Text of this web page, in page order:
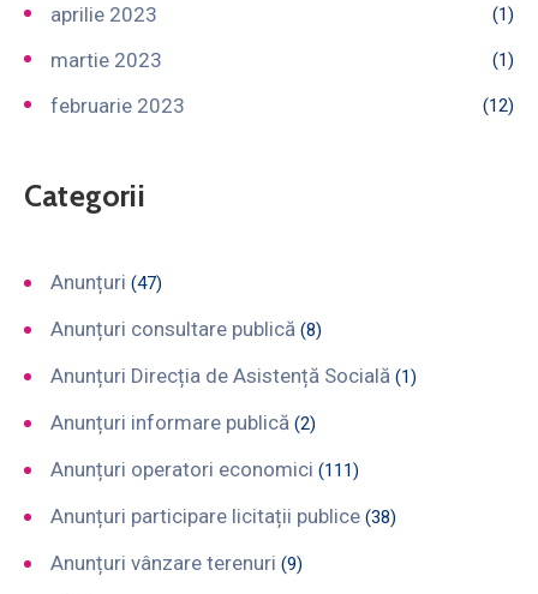
aprilie 2023 (1)
martie 2023 (1)
februarie 2023 (12)
Categorii
Anunțuri (47)
Anunțuri consultare publică (8)
Anunțuri Direcția de Asistență Socială (1)
Anunțuri informare publică (2)
Anunțuri operatori economici (111)
Anunțuri participare licitații publice (38)
Anunțuri vânzare terenuri (9)